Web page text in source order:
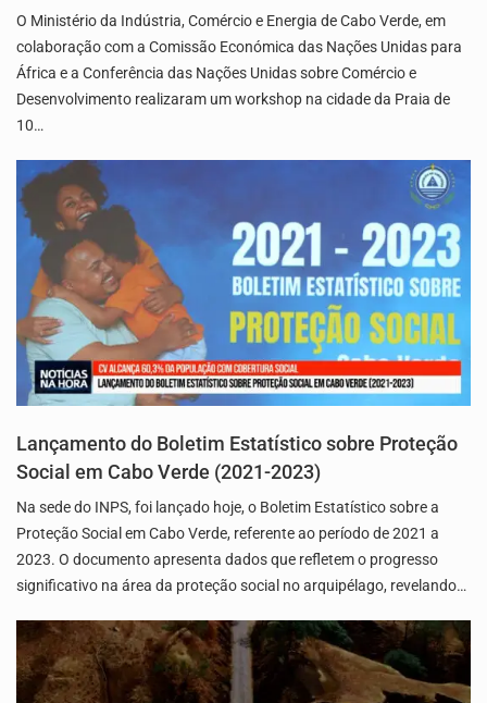
O Ministério da Indústria, Comércio e Energia de Cabo Verde, em
colaboração com a Comissão Económica das Nações Unidas para
África e a Conferência das Nações Unidas sobre Comércio e
Desenvolvimento realizaram um workshop na cidade da Praia de
10…
Lançamento do Boletim Estatístico sobre Proteção
Social em Cabo Verde (2021-2023)
Na sede do INPS, foi lançado hoje, o Boletim Estatístico sobre a
Proteção Social em Cabo Verde, referente ao período de 2021 a
2023. O documento apresenta dados que refletem o progresso
significativo na área da proteção social no arquipélago, revelando…